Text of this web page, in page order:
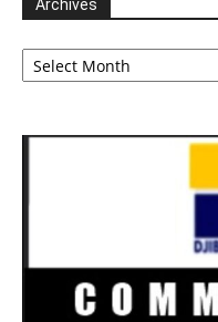
Archives
Archives